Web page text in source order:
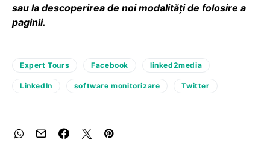
sau la descoperirea de noi modalități de folosire a
paginii.
Expert Tours Facebook linked2media
LinkedIn software monitorizare Twitter